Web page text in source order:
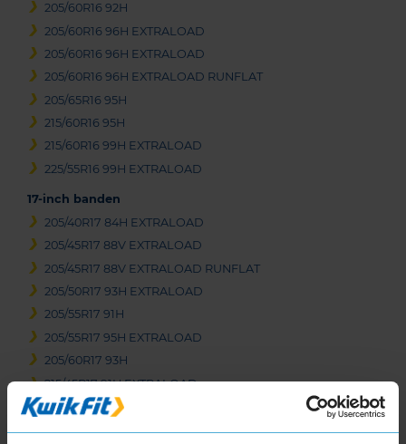
205/60R16 92H
205/60R16 96H EXTRALOAD
205/60R16 96H EXTRALOAD
205/60R16 96H EXTRALOAD RUNFLAT
205/65R16 95H
215/60R16 95H
215/60R16 99H EXTRALOAD
225/55R16 99H EXTRALOAD
17-inch banden
205/40R17 84H EXTRALOAD
205/45R17 88V EXTRALOAD
205/45R17 88V EXTRALOAD RUNFLAT
205/50R17 93H EXTRALOAD
205/55R17 91H
205/55R17 95H EXTRALOAD
205/60R17 93H
215/45R17 91H EXTRALOAD
215/50R17 95V EXTRALOAD
215/55R17 94H